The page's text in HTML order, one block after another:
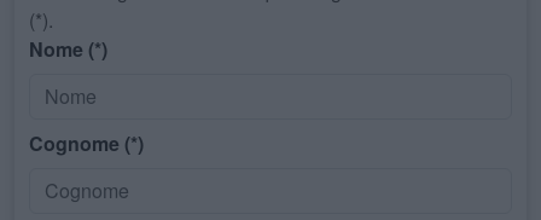
(*).
Nome (*)
Cognome (*)